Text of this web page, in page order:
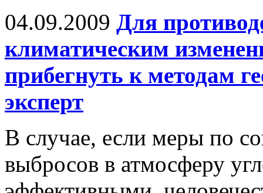
04.09.2009 Для
климатическим
прибегнуть к методам
эксперт
В случае, если меры по
выбросов в атмосферу